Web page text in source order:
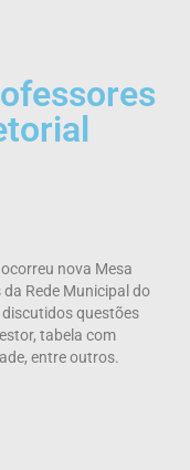
nova Mesa
Rede Municipal do
discutidos questões
tabela com
entre outros.